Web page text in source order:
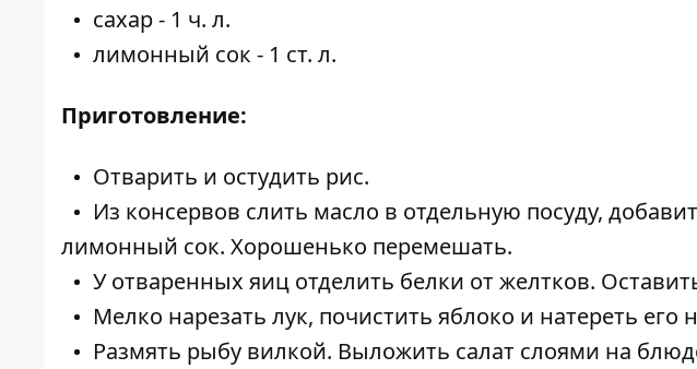
сахар - 1 ч. л.
лимонный сок - 1 ст. л.
Приготовление:
Отварить и остудить рис.
Из консервов слить масло в отдельную посуду,
лимонный сок. Хорошенько перемешать.
У отваренных яиц отделить белки от желтков.
Мелко нарезать лук, почистить яблоко и натереть его
Размять рыбу вилкой. Выложить салат слоями на